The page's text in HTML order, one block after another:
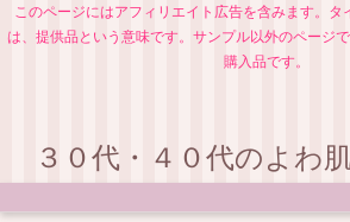
このページにはアフィリエイト広告を含みます。タ
は、提供品という意味です。サンプル以外のページ
購入品です。
３０代・４０代のよわ